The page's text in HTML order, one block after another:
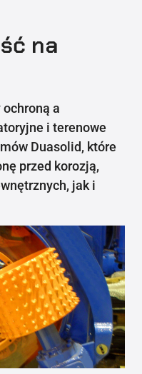
na
a
i terenowe
Duasolid, które
przed korozją,
jak i